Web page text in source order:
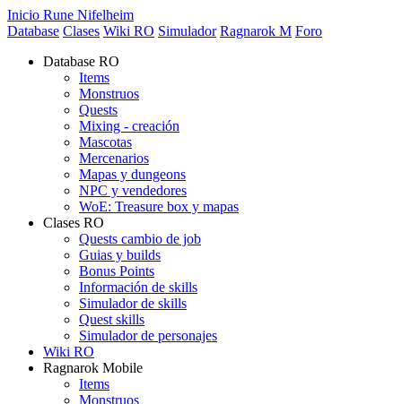
Inicio Rune Nifelheim
Database Clases Wiki RO Simulador Ragnarok M Foro
Database RO
Items
Monstruos
Quests
Mixing - creación
Mascotas
Mercenarios
Mapas y dungeons
NPC y vendedores
WoE: Treasure box y mapas
Clases RO
Quests cambio de job
Guias y builds
Bonus Points
Información de skills
Simulador de skills
Quest skills
Simulador de personajes
Wiki RO
Ragnarok Mobile
Items
Monstruos